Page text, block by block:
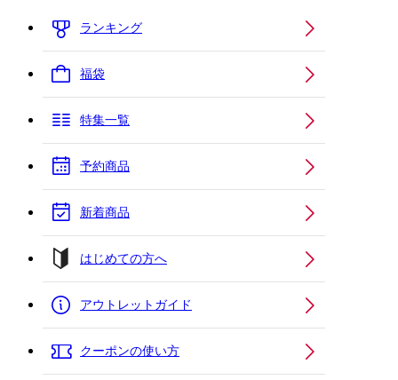
ランキング
福袋
特集一覧
予約商品
新着商品
はじめての方へ
アウトレットガイド
クーポンの使い方